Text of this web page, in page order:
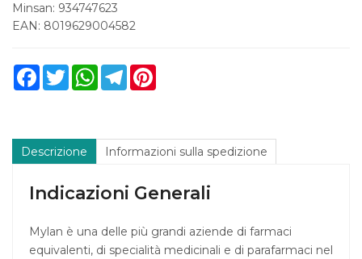
Minsan: 934747623
EAN: 8019629004582
FacebookTwitterWhatsAppTelegram
Descrizione Informazioni sulla spedizione
Indicazioni Generali
Mylan è una delle più grandi aziende di farmaci
equivalenti, di specialità medicinali e di parafarmaci nel